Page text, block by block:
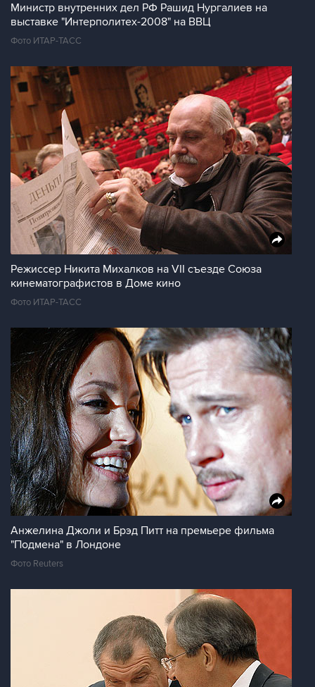
Министр внутренних дел РФ Рашид Нургалиев на
выставке "Интерполитех-2008" на ВВЦ
Фото ИТАР-ТАСС
Режиссер Никита Михалков на VII съезде Союза
кинематографистов в Доме кино
Фото ИТАР-ТАСС
Анжелина Джоли и Брэд Питт на премьере фильма
"Подмена" в Лондоне
Фото Reuters